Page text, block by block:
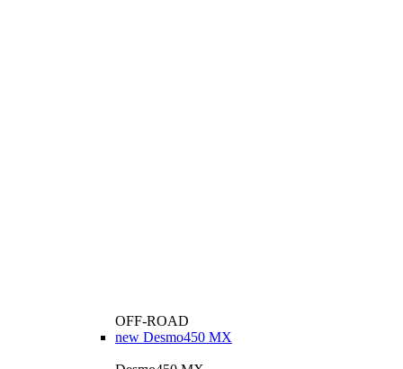
OFF-ROAD
new Desmo450 MX